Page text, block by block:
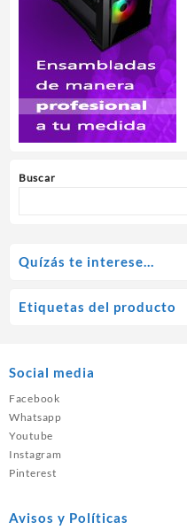
Buscar
Quízás te interese…
Etiquetas del producto
Social media
Facebook
Whatsapp
Youtube
Instagram
Pinterest
Avisos y Políticas